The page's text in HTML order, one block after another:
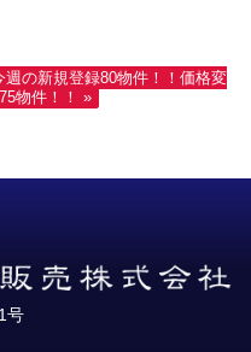
週の新規登録80物件！！価格変
物件！！ »
号